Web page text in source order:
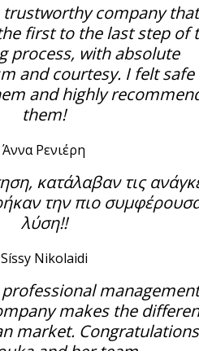
trustworthy company that
first to the last step of
process, with absolute
and courtesy. I felt safe
and highly
them!
Άννα Ρενιέρη
κατάλαβαν τις
την πιο
λύση!!
Síssy Nikolaidi
makes the
market.